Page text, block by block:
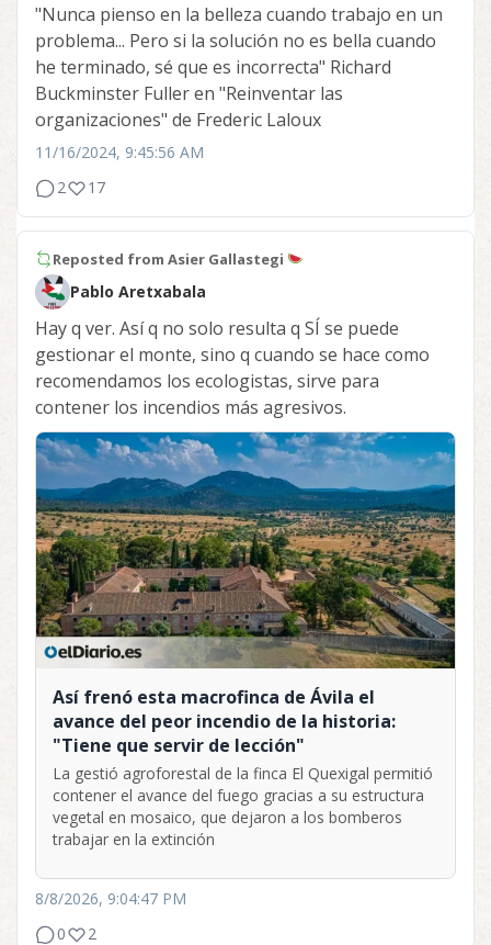
"Nunca pienso en la belleza cuando trabajo en un
problema... Pero si la solución no es bella cuando
he terminado, sé que es incorrecta" Richard
Buckminster Fuller en "Reinventar las
organizaciones" de Frederic Laloux
11/16/2024, 9:45:56 AM
2
17
Reposted from Asier Gallastegi
Pablo Aretxabala
Hay q ver. Así q no solo resulta q SÍ se puede
gestionar el monte, sino q cuando se hace como
recomendamos los ecologistas, sirve para
contener los incendios más agresivos.
Así frenó esta macrofinca de Ávila el
avance del peor incendio de la historia:
"Tiene que servir de lección"
La gestió agroforestal de la finca El Quexigal permitió
contener el avance del fuego gracias a su estructura
vegetal en mosaico, que dejaron a los bomberos
trabajar en la extinción
8/8/2026, 9:04:47 PM
0
2